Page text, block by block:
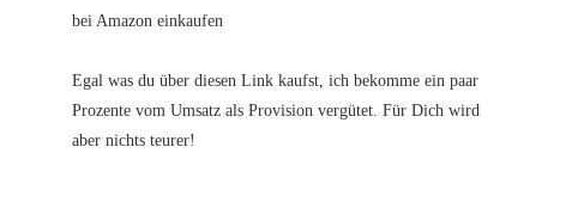
bei Amazon einkaufen
Egal was du über diesen Link kaufst, ich bekomme ein paar
Prozente vom Umsatz als Provision vergütet. Für Dich wird
aber nichts teurer!